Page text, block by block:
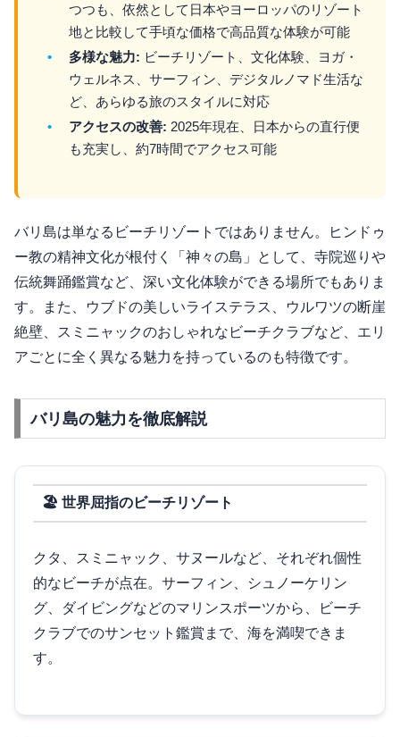
つつも、依然として日本やヨーロッパのリゾート
地と比較して手頃な価格で高品質な体験が可能
多様な魅力: ビーチリゾート、文化体験、ヨガ・
ウェルネス、サーフィン、デジタルノマド生活な
ど、あらゆる旅のスタイルに対応
アクセスの改善: 2025年現在、日本からの直行便
も充実し、約7時間でアクセス可能
バリ島は単なるビーチリゾートではありません。ヒンドゥ
ー教の精神文化が根付く「神々の島」として、寺院巡りや
伝統舞踊鑑賞など、深い文化体験ができる場所でもありま
す。また、ウブドの美しいライステラス、ウルワツの断崖
絶壁、スミニャックのおしゃれなビーチクラブなど、エリ
アごとに全く異なる魅力を持っているのも特徴です。
バリ島の魅力を徹底解説
🏖️ 世界屈指のビーチリゾート
クタ、スミニャック、サヌールなど、それぞれ個性
的なビーチが点在。サーフィン、シュノーケリン
グ、ダイビングなどのマリンスポーツから、ビーチ
クラブでのサンセット鑑賞まで、海を満喫できま
す。